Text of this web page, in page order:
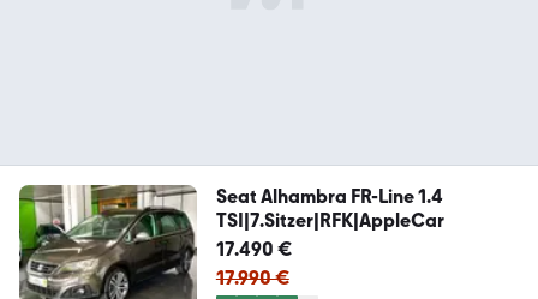
Seat Alhambra FR-Line 1.4
TSI|7.Sitzer|RFK|AppleCar
17.490 €
17.990 €